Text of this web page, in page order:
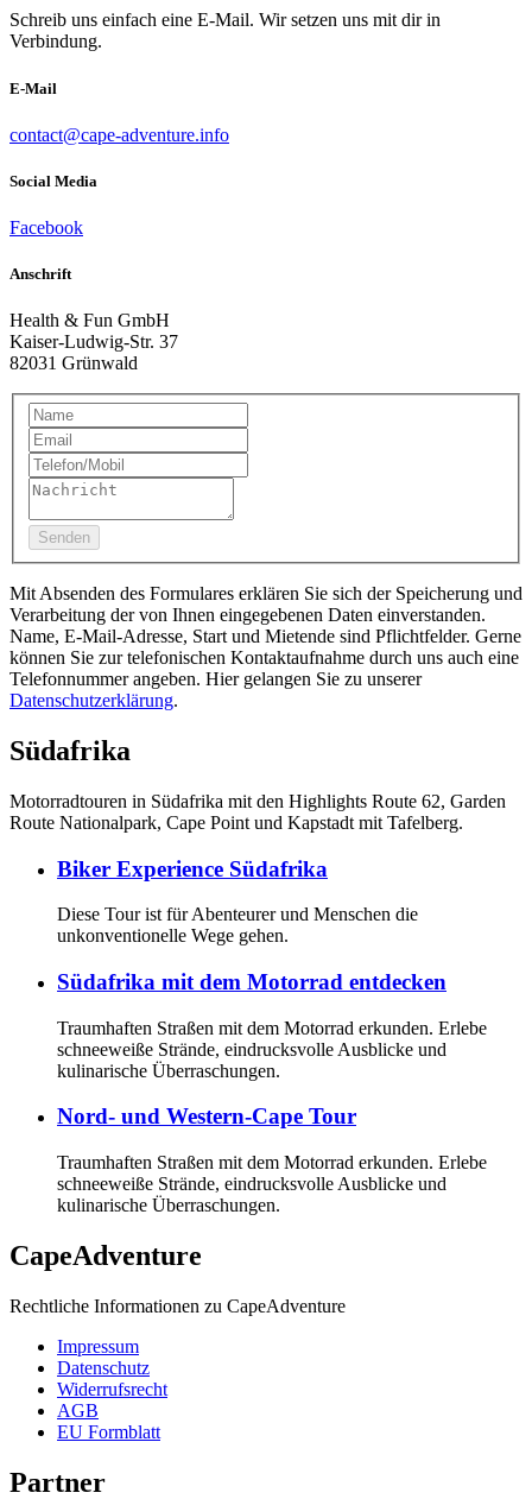
Schreib uns einfach eine E-Mail. Wir setzen uns mit dir in
Verbindung.
E-Mail
contact@cape-adventure.info
Social Media
Facebook
Anschrift
Health & Fun GmbH
Kaiser-Ludwig-Str. 37
82031 Grünwald
Senden
Mit Absenden des Formulares erklären Sie sich der Speicherung und
Verarbeitung der von Ihnen eingegebenen Daten einverstanden.
Name, E-Mail-Adresse, Start und Mietende sind Pflichtfelder. Gerne
können Sie zur telefonischen Kontaktaufnahme durch uns auch eine
Telefonnummer angeben. Hier gelangen Sie zu unserer
Datenschutzerklärung.
Südafrika
Motorradtouren in Südafrika mit den Highlights Route 62, Garden
Route Nationalpark, Cape Point und Kapstadt mit Tafelberg.
Biker Experience Südafrika
Diese Tour ist für Abenteurer und Menschen die
unkonventionelle Wege gehen.
Südafrika mit dem Motorrad entdecken
Traumhaften Straßen mit dem Motorrad erkunden. Erlebe
schneeweiße Strände, eindrucksvolle Ausblicke und
kulinarische Überraschungen.
Nord- und Western-Cape Tour
Traumhaften Straßen mit dem Motorrad erkunden. Erlebe
schneeweiße Strände, eindrucksvolle Ausblicke und
kulinarische Überraschungen.
CapeAdventure
Rechtliche Informationen zu CapeAdventure
Impressum
Datenschutz
Widerrufsrecht
AGB
EU Formblatt
Partner